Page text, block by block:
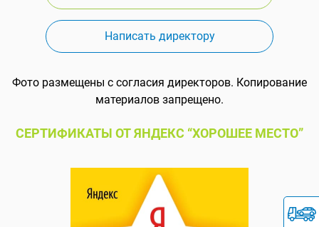
Написать директору
Фото размещены с согласия директоров. Копирование
материалов запрещено.
СЕРТИФИКАТЫ ОТ ЯНДЕКС “ХОРОШЕЕ МЕСТО”